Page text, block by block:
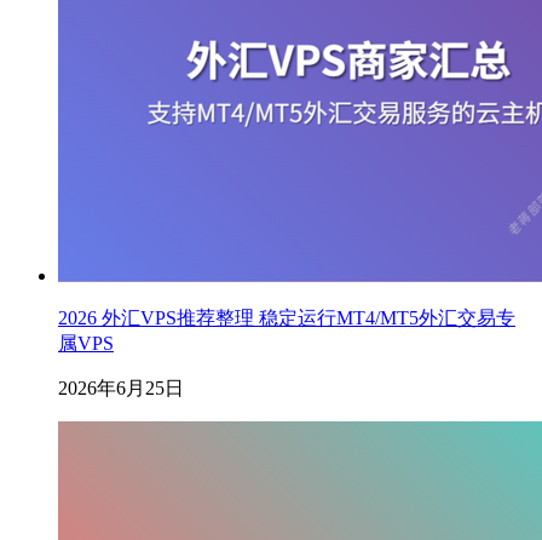
2026 外汇VPS推荐整理 稳定运行MT4/MT5外汇交易专
属VPS
2026年6月25日